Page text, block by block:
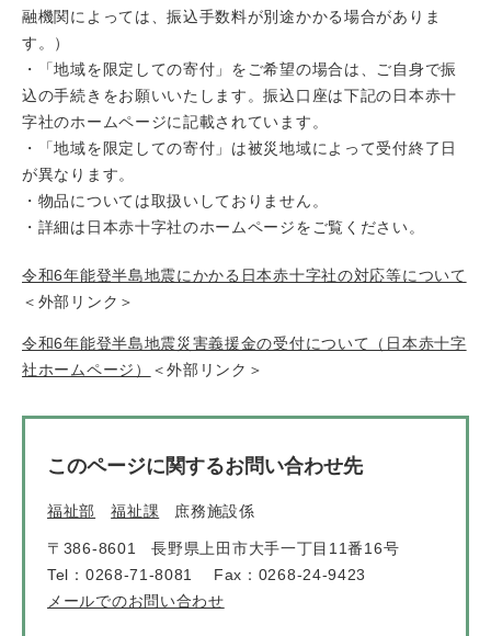
融機関によっては、振込手数料が別途かかる場合がありま
す。）
・「地域を限定しての寄付」をご希望の場合は、ご自身で振
込の手続きをお願いいたします。振込口座は下記の日本赤十
字社のホームページに記載されています。
・「地域を限定しての寄付」は被災地域によって受付終了日
が異なります。
・物品については取扱いしておりません。
・詳細は日本赤十字社のホームページをご覧ください。
令和6年能登半島地震にかかる日本赤十字社の対応等について
＜外部リンク＞
令和6年能登半島地震災害義援金の受付について（日本赤十字
社ホームページ）
＜外部リンク＞
このページに関するお問い合わせ先
福祉部 福祉課 庶務施設係
〒386-8601
長野県上田市大手一丁目11番16号
Tel：0268-71-8081
Fax：0268-24-9423
メールでのお問い合わせ